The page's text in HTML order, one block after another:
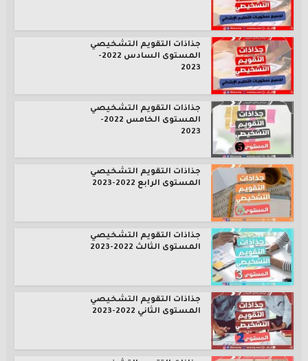
جذاذات التقويم التشخيصي
المستوى السادس 2022-
2023
جذاذات التقويم التشخيصي
المستوى الخامس 2022-
2023
جذاذات التقويم التشخيصي
المستوى الرابع 2022-2023
جذاذات التقويم التشخيصي
المستوى الثالث 2022-2023
جذاذات التقويم التشخيصي
المستوى الثاني 2022-2023